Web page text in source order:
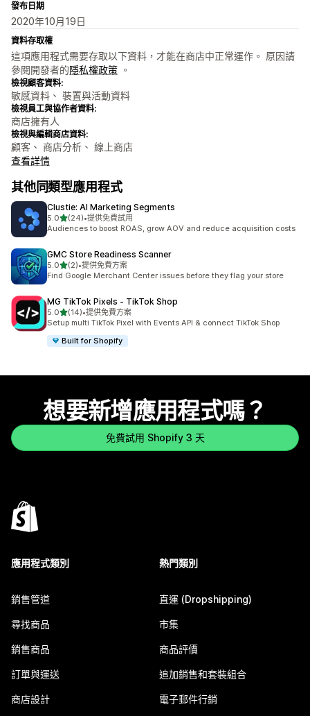
發布日期
2020年10月19日
資料存取權
這項應用程式需要存取以下資料，才能在商店中正常運作。 原因請
參閱開發者的隱私權政策 。
檢視顧客資料:
敏感資料、 裝置與活動資料
檢視員工與協作者資料:
商店擁有人
檢視與編輯商店資料:
顧客、 商店分析、 線上商店
查看詳情
其他同類型應用程式
Clustie: AI Marketing Segments
5.0滿分 5 顆星
(24)
共有 24 則評價
•提供免費試用
Audiences to boost ROAS, grow AOV and reduce acquisition costs
GMC Store Readiness Scanner
5.0滿分 5 顆星
(2)
共有 2 則評價
•提供免費方案
Find Google Merchant Center issues before they flag your store
MG TikTok Pixels ‑ TikTok Shop
5.0滿分 5 顆星
(14)
共有 14 則評價
•提供免費方案
Setup multi TikTok Pixel with Events API & connect TikTok Shop
Built for Shopify
想要新增應用程式嗎？
免費試用 Shopify 3 天
應用程式類別
銷售管道
尋找商品
銷售商品
訂單與運送
商店設計
熱門類別
直運 (Dropshipping)
市集
商品評價
追加銷售和套裝組合
電子郵件行銷